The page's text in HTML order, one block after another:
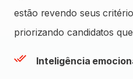
estão revendo seus
priorizando candidatos
Inteligência